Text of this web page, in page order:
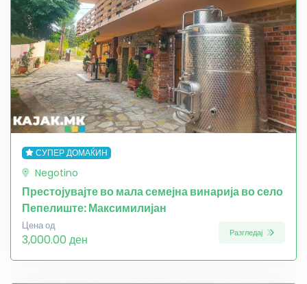
СУПЕР ДОМАЌИН
Negotino
Престојувајте во мала семејна винарија во село
Пепелиште: Максимилијан
Цена од
3,000.00 ден Разгледај